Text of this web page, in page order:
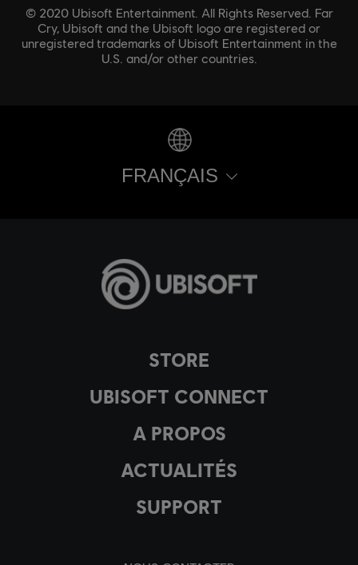
STORE
UBISOFT CONNECT
A PROPOS
ACTUALITÉS
SUPPORT
© 2020 Ubisoft Entertainment. All Rights Reserved. Far
Cry, Ubisoft and the Ubisoft logo are registered or
unregistered trademarks of Ubisoft Entertainment in the
U.S. and/or other countries.
FRANÇAIS